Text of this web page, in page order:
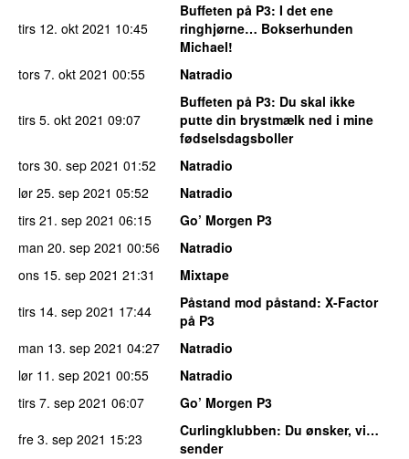
tirs 12. okt 2021 10:45
Buffeten på P3: I det ene
ringhjørne… Bokserhunden
Michael!
tors 7. okt 2021 00:55 Natradio
tirs 5. okt 2021 09:07
Buffeten på P3: Du skal ikke
putte din brystmælk ned i mine
fødselsdagsboller
tors 30. sep 2021 01:52
Natradio
lør 25. sep 2021 05:52
Natradio
tirs 21. sep 2021 06:15
Go’ Morgen P3
man 20. sep 2021 00:56
Natradio
ons 15. sep 2021 21:31
Mixtape
tirs 14. sep 2021 17:44 Påstand mod påstand: X-Factor
på P3
man 13. sep 2021 04:27
Natradio
lør 11. sep 2021 00:55
Natradio
tirs 7. sep 2021 06:07
Go’ Morgen P3
fre 3. sep 2021 15:23 Curlingklubben: Du ønsker, vi…
sender